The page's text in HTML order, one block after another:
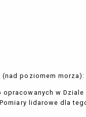
poziomem
w
lidarowe dla